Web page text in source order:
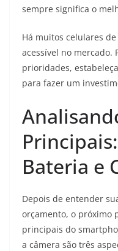
sempre significa o
Há muitos celulares
acessível no mercado.
prioridades,
para fazer um
Bateria e
Depois de entender
orçamento, o próximo
principais do
a câmera são três